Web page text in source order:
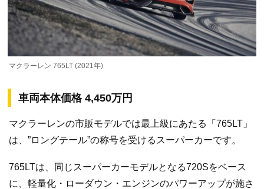
マクラーレン 765LT (2021年)
車両本体価格 4,450万円
マクラーレンの市販モデルでは最上級にあたる「765LT」
は、”ロングテール”の称号を受けるスーパーカーです。
765LTは、同じスーパーカーモデルとなる720Sをベース
に、軽量化・ローダウン・エンジンのパワーアップが施さ